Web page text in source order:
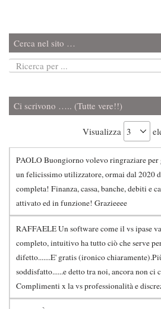
Cerca nel sito …
Ci scrivono ….. (Tutte vere!!)
Visualizza
PAOLO Buongiorno volevo ringraziare
un felicissimo utilizzatore, ormai dal 2020
completa! Finanza, cassa, banche, debiti e
attivato ed in funzione! Grazieeee
RAFFAELE Un software come il vs ipase
completo, intuitivo ha tutto ciò che serve
difetto.......E' gratis (ironico
soddisfatto......e detto tra noi, ancora non ci
Complimenti x la vs professionalità e